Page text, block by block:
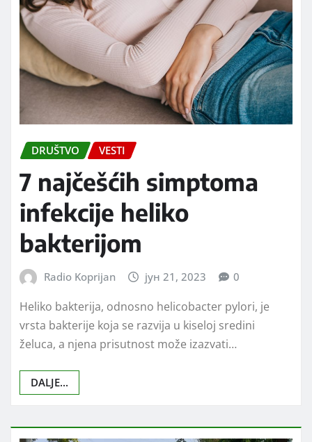
DRUŠTVO VESTI
7 najčešćih simptoma
infekcije heliko
bakterijom
Radio Koprijan јун 21, 2023 0
Heliko bakterija, odnosno helicobacter pylori, je
vrsta bakterije koja se razvija u kiseloj sredini
želuca, a njena prisutnost može izazvati…
DALJE...